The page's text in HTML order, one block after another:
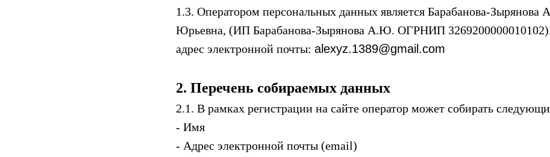
1.3. Оператором персональных данных является Барабанова-Зырянова
Юрьевна, (ИП Барабанова-Зырянова А.Ю. ОГРНИП
адрес электронной почты: alexyz.1389@gmail.com
2. Перечень собираемых данных
2.1. В рамках регистрации на сайте оператор может собирать
- Имя
- Адрес электронной почты (email)